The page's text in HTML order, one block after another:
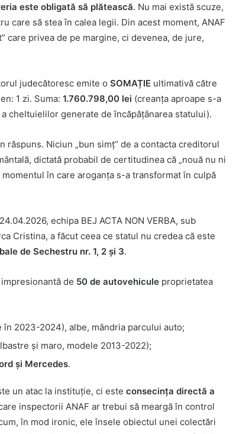
este obligată să plătească. Nu mai există scuze,
care să stea în calea legii. Din acest moment, ANAF
care privea de pe margine, ci devenea, de jure,
judecătoresc emite o SOMAȚIE ultimativă către
1 zi. Suma: 1.760.798,00 lei (creanța aproape s-a
cheltuielilor generate de încăpățânarea statului).
răspuns. Niciun „bun simț” de a contacta creditorul
dictată probabil de certitudinea că „nouă nu ni
momentul în care aroganța s-a transformat în culpă
echipa BEJ ACTA NON VERBA, sub
Cristina, a făcut ceea ce statul nu credea că este
de Sechestru nr. 1, 2 și 3.
de 50 de autovehicule proprietatea
în 2023-2024), albe, mândria parcului auto;
și maro, modele 2013-2022);
și Mercedes.
un atac la instituție, ci este consecința directă a
inspectorii ANAF ar trebui să meargă în control
în mod ironic, ele însele obiectul unei colectări